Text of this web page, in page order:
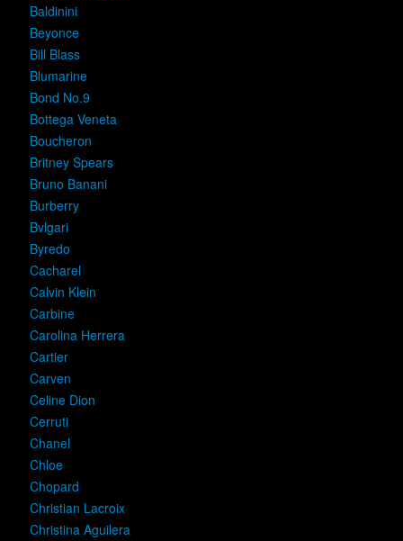
Baldinini
Beyonce
Bill Blass
Blumarine
Bond No.9
Bottega Veneta
Boucheron
Britney Spears
Bruno Banani
Burberry
Bvlgari
Byredo
Cacharel
Calvin Klein
Carbine
Carolina Herrera
Cartier
Carven
Celine Dion
Cerruti
Chanel
Chloe
Chopard
Christian Lacroix
Christina Aguilera